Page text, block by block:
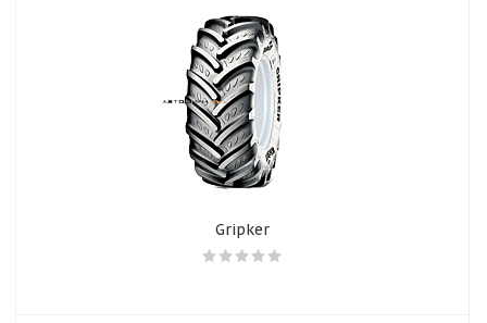
Gripker